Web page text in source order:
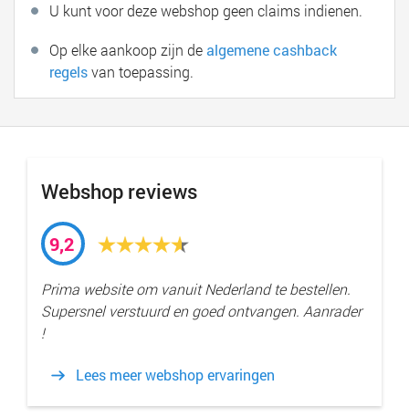
U kunt voor deze webshop geen claims indienen.
Op elke aankoop zijn dealgemene cashback
regelsvan toepassing.
Webshop reviews
9,2
Prima website om vanuit Nederland te bestellen.
Supersnel verstuurd en goed ontvangen. Aanrader
!
Lees meer webshop ervaringen